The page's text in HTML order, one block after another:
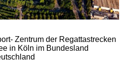
Zentrum der Regattastrecken
in Köln im Bundesland